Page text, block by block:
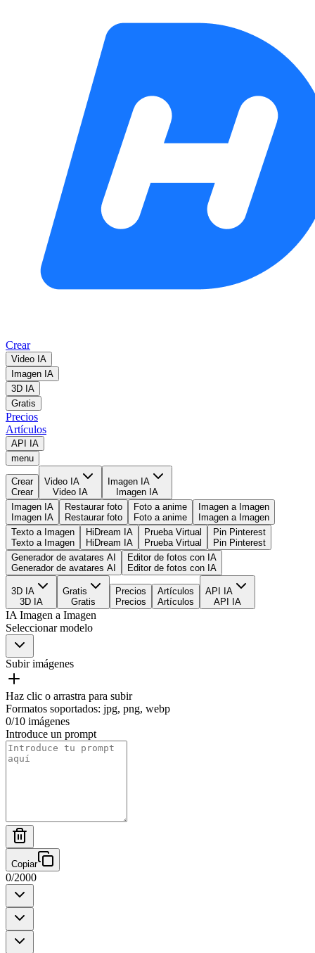
Crear
Video IA
Imagen IA
3D IA
Gratis
Precios
Artículos
API IA
menu
Crear
Crear
Video IA
Video IA
Imagen IA
Imagen IA
Imagen IA
Imagen IA
Restaurar foto
Restaurar foto
Foto a anime
Foto a anime
Imagen a Imagen
Imagen a Imagen
Texto a Imagen
Texto a Imagen
HiDream IA
HiDream IA
Prueba Virtual
Prueba Virtual
Pin Pinterest
Pin Pinterest
Generador de avatares AI
Generador de avatares AI
Editor de fotos con IA
Editor de fotos con IA
3D IA
3D IA
Gratis
Gratis
Precios
Precios
Artículos
Artículos
API IA
API IA
IA Imagen a Imagen
Seleccionar modelo
Subir imágenes
Haz clic o arrastra para subir
Formatos soportados: jpg, png, webp
0/10 imágenes
Introduce un prompt
Copiar
0/2000